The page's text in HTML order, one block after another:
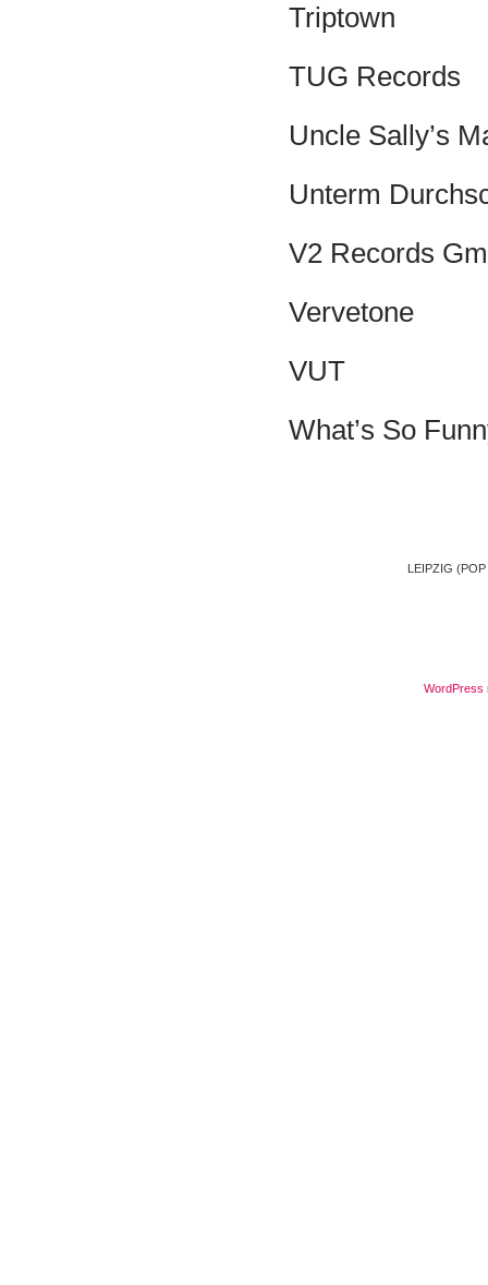
Triptown
TUG Records
Uncle Sally’s
Unterm
V2 Records
Vervetone
VUT
What’s So
LEIPZIG
WordPress